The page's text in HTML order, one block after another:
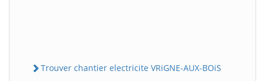
Trouver chantier electricite VRiGNE-AUX-BOiS